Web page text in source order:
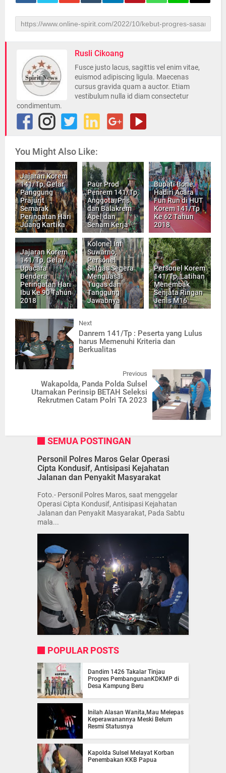
Rusli Cikoang
Fusce justo lacus, sagittis vel enim vitae,
euismod adipiscing ligula. Maecenas
cursus gravida quam a auctor. Etiam
vestibulum nulla id diam consectetur
condimentum.
You Might Also Like:
Jajaran Korem
141/Tp, Gelar
Panggung
Prajurit
Semarak
Peringatan Hari
Juang Kartika
Paur Prod
Penrem 141/Tp,
Anggota, Pns
dan Balakrem
Apel dan
Senam Kerja
Bupati Bone,
Hadiri Acara
Fun Run di HUT
Korem 141/Tp
Ke 62 Tahun
2018
Jajaran Korem
141/Tp, Gelar
Upacara
Bendera
Peringatan Hari
Ibu Ke 90 Tahun
2018
Kolonel Inf
Suwarno,
Personel
Satgas Segera
Menguasai
Tugas dan
Tanggung
Jawabnya
Personel Korem
141/Tp, Latihan
Menembak
Senjata Ringan
Jenis M16
Next
Danrem 141/Tp : Peserta yang Lulus
harus Memenuhi Kriteria dan
Berkualitas
Previous
Wakapolda, Panda Polda Sulsel
Utamakan Perinsip BETAH Seleksi
Rekrutmen Catam Polri TA 2023
SEMUA POSTINGAN
Personil Polres Maros Gelar Operasi
Cipta Kondusif, Antisipasi Kejahatan
Jalanan dan Penyakit Masyarakat
Foto.- Personil Polres Maros, saat menggelar
Operasi Cipta Kondusif, Antisipasi Kejahatan
Jalanan dan Penyakit Masyarakat, Pada Sabtu
mala...
POPULAR POSTS
Dandim 1426 Takalar Tinjau
Progres PembangunanKDKMP di
Desa Kampung Beru
Inilah Alasan Wanita,Mau Melepas
Keperawanannya Meski Belum
Resmi Statusnya
Kapolda Sulsel Melayat Korban
Penembakan KKB Papua